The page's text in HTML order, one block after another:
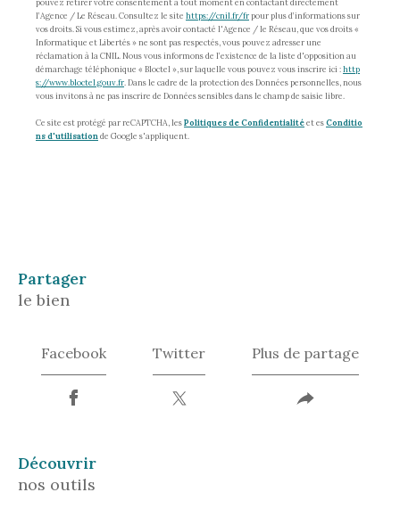
pouvez retirer votre consentement à tout moment en contactant directement
l’Agence / Le Réseau. Consultez le site https://cnil.fr/frpour plus d’informations sur
vos droits. Si vous estimez, après avoir contacté l'Agence / le Réseau, que vos droits «
Informatique et Libertés » ne sont pas respectés, vous pouvez adresser une
réclamation à la CNIL. Nous vous informons de l’existence de la liste d'opposition au
démarchage téléphonique « Bloctel », sur laquelle vous pouvez vous inscrire ici :http
s://www.bloctel.gouv.fr . Dans le cadre de la protection des Données personnelles, nous
vous invitons à ne pas inscrire de Données sensibles dans le champ de saisie libre.
Ce site est protégé par reCAPTCHA, lesPolitiques de Confidentialitéet esConditio
ns d'utilisation de Google s'appliquent.
partager
le bien
Facebook Twitter Plus de partage
découvrir
nos outils